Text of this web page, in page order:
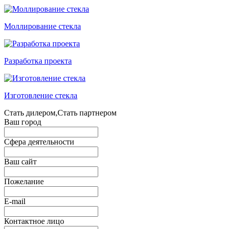
Моллирование стекла
Разработка проекта
Изготовление стекла
Стать дилером,Стать партнером
Ваш город
Сфера деятельности
Ваш сайт
Пожелание
E-mail
Контактное лицо